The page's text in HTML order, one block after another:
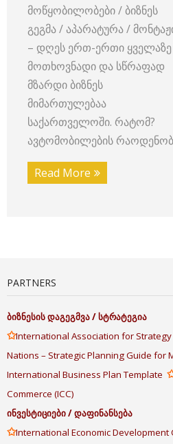
მოწყობილობები / ბიზნეს
გეგმა / აპარატურა /
– დღეს ერთ-ერთი ყველაზე
მოთხოვნადი და სწრაფად
მზარდი ბიზნეს
მიმართულებაა
საქართველოში. რატომ?
ავტომობილების
Read More
PARTNERS
ბიზნესისდაგეგმვა/სტრატეგია
✩International Association for Strategy
Nations – Strategic Planning Guide for
International Business Plan Template
Commerce (ICC)
ინვესტიციები/დაფინანსება
✩International Economic Development